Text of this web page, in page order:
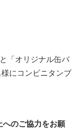
「オリジナル缶バ
にコンビニタンブ
へのご協力をお願